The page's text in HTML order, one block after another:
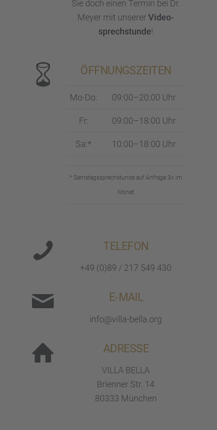
Sie doch einen Termin bei Dr.
Meyer mit unsererVideo­
sprech­stunde!
ÖFFNUNGS­ZEI­TEN
Mo-Do: 09:00–20:00 Uhr
Fr: 09:00–18:00 Uhr
Sa:* 10:00–18:00 Uhr
* Samstags­sprech­stunde auf Anfrage 3x im
Monat
TELEFON
+49 (0)89 / 217 549 430
E‑MAIL
info@villa-bella.org
ADRESSE
VILLA BELLA
Brien­ner Str. 14
80333 München